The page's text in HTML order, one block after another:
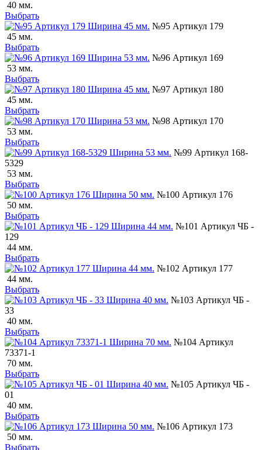
40 мм.
Выбрать
№95 Артикул 179
45 мм.
Выбрать
№96 Артикул 169
53 мм.
Выбрать
№97 Артикул 180
45 мм.
Выбрать
№98 Артикул 170
53 мм.
Выбрать
№99 Артикул 168-
5329
53 мм.
Выбрать
№100 Артикул 176
50 мм.
Выбрать
№101 Артикул ЧБ -
129
44 мм.
Выбрать
№102 Артикул 177
44 мм.
Выбрать
№103 Артикул ЧБ -
33
40 мм.
Выбрать
№104 Артикул
73371-1
70 мм.
Выбрать
№105 Артикул ЧБ -
01
40 мм.
Выбрать
№106 Артикул 173
50 мм.
Выбрать